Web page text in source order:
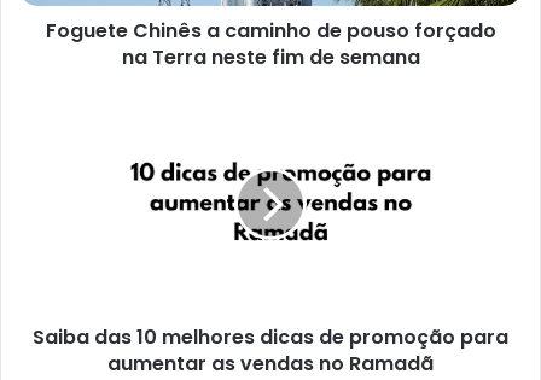
nesteFoguete Chinês a caminho de pouso forçado
na Terra neste fim de semana
asSaiba das 10 melhores dicas de promoção para
aumentar as vendas no Ramadã